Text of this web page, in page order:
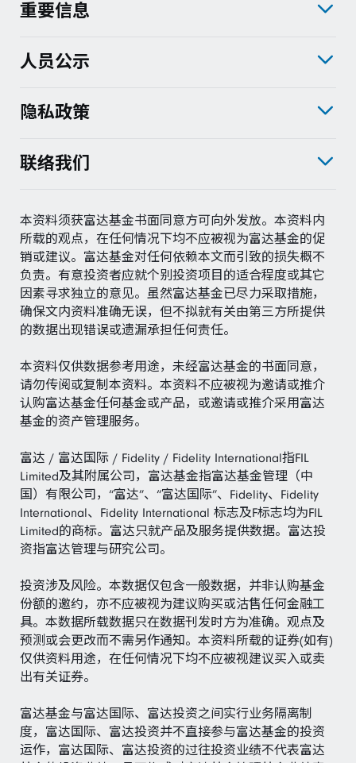
重要信息
人员公示
隐私政策
联络我们
本资料须获富达基金书面同意方可向外发放。本资料内
所载的观点，在任何情况下均不应被视为富达基金的促
销或建议。富达基金对任何依赖本文而引致的损失概不
负责。有意投资者应就个别投资项目的适合程度或其它
因素寻求独立的意见。虽然富达基金已尽力采取措施，
确保文内资料准确无误，但不拟就有关由第三方所提供
的数据出现错误或遗漏承担任何责任。
本资料仅供数据参考用途，未经富达基金的书面同意，
请勿传阅或复制本资料。本资料不应被视为邀请或推介
认购富达基金任何基金或产品，或邀请或推介采用富达
基金的资产管理服务。
富达 / 富达国际 / Fidelity / Fidelity International指FIL
Limited及其附属公司，富达基金指富达基金管理（中
国）有限公司，“富达”、“富达国际”、Fidelity、Fidelity
International、Fidelity International 标志及F标志均为FIL
Limited的商标。富达只就产品及服务提供数据。富达投
资指富达管理与研究公司。
投资涉及风险。本数据仅包含一般数据，并非认购基金
份额的邀约，亦不应被视为建议购买或沽售任何金融工
具。本数据所载数据只在数据刊发时方为准确。观点及
预测或会更改而不需另作通知。本资料所载的证券(如有)
仅供资料用途，在任何情况下均不应被视建议买入或卖
出有关证券。
富达基金与富达国际、富达投资之间实行业务隔离制
度，富达国际、富达投资并不直接参与富达基金的投资
运作，富达国际、富达投资的过往投资业绩不代表富达